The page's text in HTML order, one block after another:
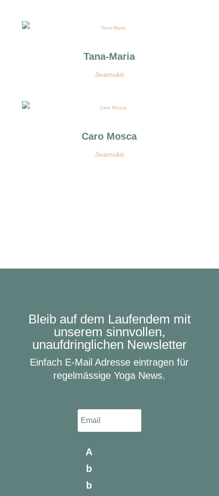
Tana-Maria
Jivamukti
Caro Mosca
Jivamukti
Bleib auf dem Laufendem mit
unserem sinnvollen,
unaufdringlichen Newsletter
Einfach E-Mail Adresse eintragen für
regelmässige Yoga News.
A
b
b